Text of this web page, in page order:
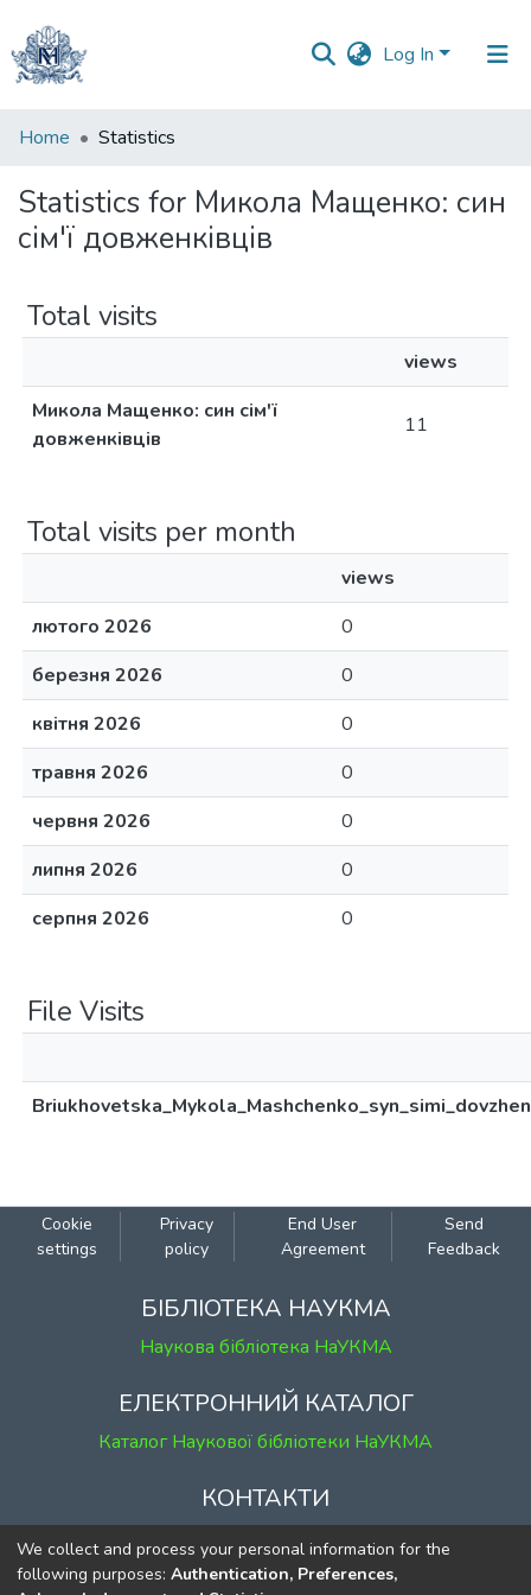
Log In
Communities
Collections
All of DSpace
Home Statistics
Statistics for Микола Мащенко: син
сім'ї довженківців
Total visits
views
Микола Мащенко: син сім'ї
довженківців
11
Total visits per month
views
лютого 2026
0
березня 2026
0
квітня 2026
0
травня 2026
0
червня 2026
0
липня 2026
0
серпня 2026
0
File Visits
Cookie
settings
Privacy
policy
End User
Agreement
Send
Feedback
БІБЛІОТЕКА НАУКМА
Наукова бібліотека НаУКМА
ЕЛЕКТРОННИЙ КАТАЛОГ
Каталог Наукової бібліотеки НаУКМА
КОНТАКТИ
м. Київ, вул. Григорія Сковороди, 2
к. 1, к. 120
We collect and process your personal information for the
following purposes: Authentication, Preferences,